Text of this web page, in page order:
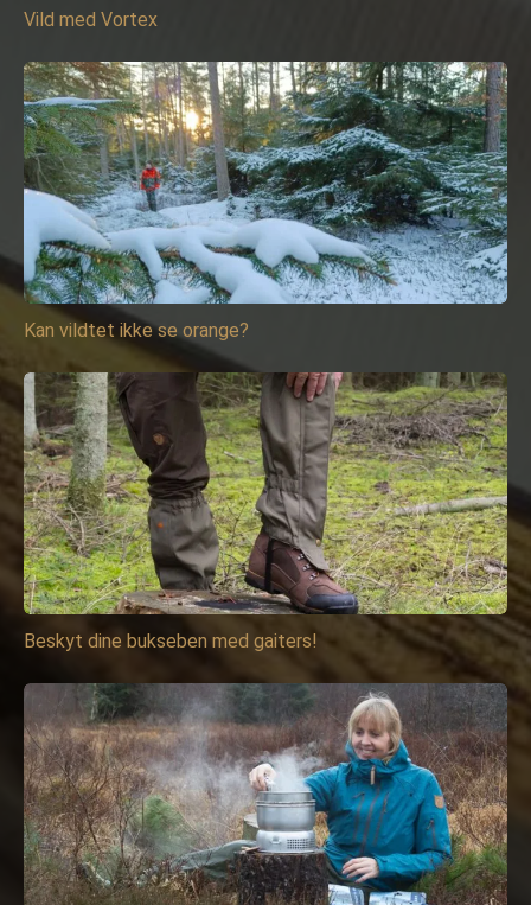
Vild med Vortex
Kan vildtet ikke se orange?
Beskyt dine bukseben med gaiters!